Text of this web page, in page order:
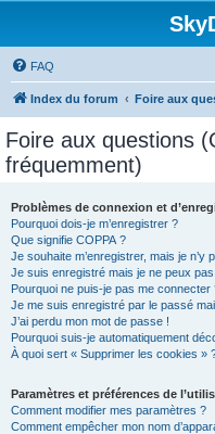
FAQ
Index du forum Foire aux
Foire aux questions
fréquemment)
Problèmes de connexion et
Pourquoi dois-je m’enregistrer ?
Que signifie COPPA ?
Je souhaite m’enregistrer, mais je n’y
Je suis enregistré mais je ne peux
Pourquoi ne puis-je pas me connecter
Je me suis enregistré par le passé
J’ai perdu mon mot de passe !
Pourquoi suis-je automatiquement
À quoi sert « Supprimer les cookies »
Paramètres et préférences de
Comment modifier mes paramètres ?
Comment empêcher mon nom